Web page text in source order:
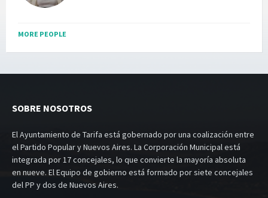
MORE PEOPLE
SOBRE NOSOTROS
El Ayuntamiento de Tarifa está gobernado por una coalización entre
el Partido Popular y Nuevos Aires. La Corporación Municipal está
integrada por 17 concejales, lo que convierte la mayoría absoluta
en nueve. El Equipo de gobierno está formado por siete concejales
del PP y dos de Nuevos Aires.